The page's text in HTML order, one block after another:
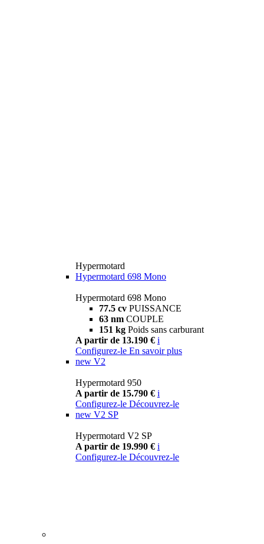
Hypermotard
Hypermotard 698 Mono
Hypermotard 698 Mono
77.5 cv PUISSANCE
63 nm COUPLE
151 kg Poids sans carburant
A partir de 13.190 € i
Configurez-le En savoir plus
new V2
Hypermotard 950
A partir de 15.790 € i
Configurez-le Découvrez-le
new V2 SP
Hypermotard V2 SP
A partir de 19.990 € i
Configurez-le Découvrez-le